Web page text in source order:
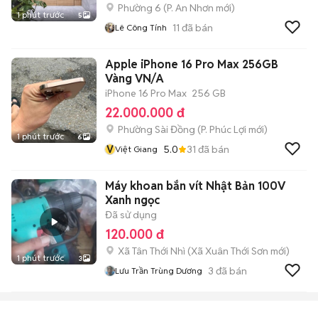
1 phút trước 5
Phường 6 (P. An Nhơn mới)
Lê Công Tính 11 đã bán
1 phút trước 6
Apple iPhone 16 Pro Max 256GB
Vàng VN/A
iPhone 16 Pro Max 256 GB
22.000.000 đ
Phường Sài Đồng (P. Phúc Lợi mới)
VViệt Giang 5.0 31 đã bán
1 phút trước 3
Máy khoan bắn vít Nhật Bản 100V
Xanh ngọc
Đã sử dụng
120.000 đ
Xã Tân Thới Nhì (Xã Xuân Thới Sơn mới)
Lưu Trần Trùng Dương 3 đã bán